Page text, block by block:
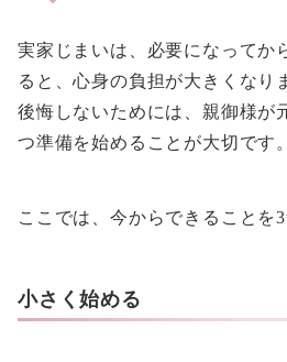
実家じまいは、必要になってか
ると、心身の負担が大きくなり
後悔しないためには、親御様が
つ準備を始めることが大切です。
ここでは、今からできることを
小さく始める